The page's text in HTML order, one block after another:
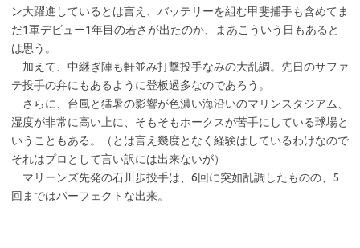
ン大躍進しているとは言え、バッテリーを組む甲斐捕手も含めてま
だ1軍デビュー1年目の若さが出たのか、まあこういう日もあると
は思う。
加えて、中継ぎ陣も軒並み打撃投手なみの大乱調。先日のサファ
テ投手の弁にもあるように登板過多なのであろう。
さらに、台風と猛暑の影響が色濃い海沿いのマリンスタジアム、
湿度が非常に高い上に、そもそもホークスが苦手にしている球場と
いうこともある。（とは言え幾度となく経験はしているわけなので
それはプロとして言い訳には出来ないが）
マリーンズ先発の石川歩投手は、6回に突如乱調したものの、5
回まではパーフェクトな出来。